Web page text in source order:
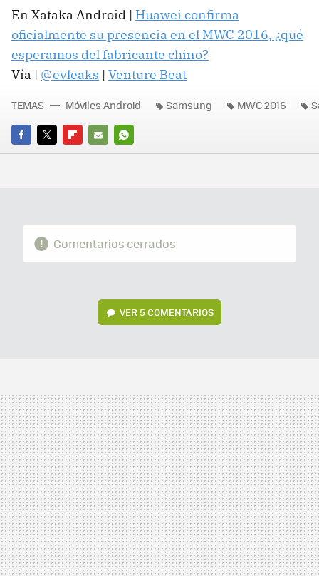
En Xataka Android | Huawei confirma
oficialmente su presencia en el MWC 2016, ¿qué
esperamos del fabricante chino?
Vía | @evleaks | Venture Beat
FACEBOOK
TWITTERFLIPBOARD
E-
WHATSAPP
TEMAS Móviles Android Samsung MWC 2016
Comentarios cerrados
VER5 COMENTARIOS